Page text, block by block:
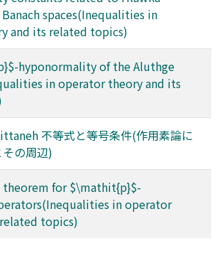
spaces(Inequalities in
and its related topics)
hyponormality of the Aluthge
in operator theory and its
不等式と等号条件(作用素論に
の周辺)
theorem for $\mathit{p}$-
in operator
topics)